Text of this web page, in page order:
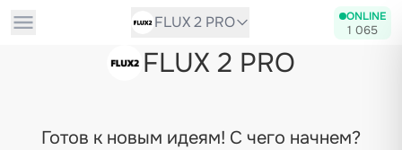
FLUX 2 PRO ONLINE
1 065
FLUX 2 PRO
Готов к новым идеям! С чего начнем?